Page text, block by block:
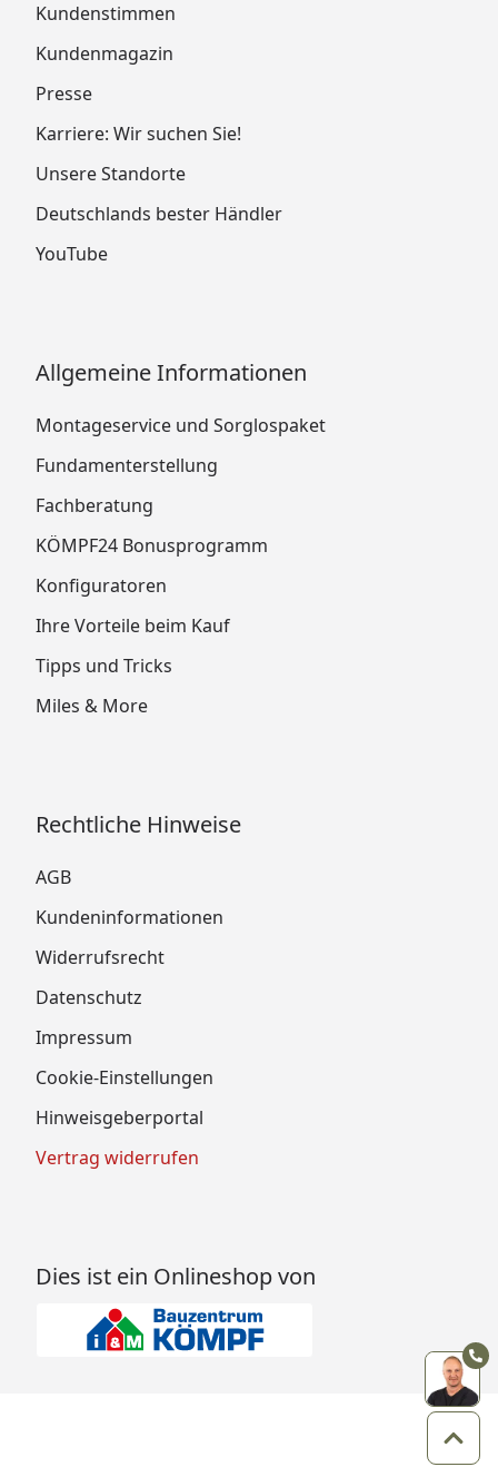
Kundenstimmen
Kundenmagazin
Presse
Karriere: Wir suchen Sie!
Unsere Standorte
Deutschlands bester Händler
YouTube
Allgemeine Informationen
Montageservice und Sorglospaket
Fundamenterstellung
Fachberatung
KÖMPF24 Bonusprogramm
Konfiguratoren
Ihre Vorteile beim Kauf
Tipps und Tricks
Miles & More
Rechtliche Hinweise
AGB
Kundeninformationen
Widerrufsrecht
Datenschutz
Impressum
Cookie-Einstellungen
Hinweisgeberportal
Vertrag widerrufen
Dies ist ein Onlineshop von